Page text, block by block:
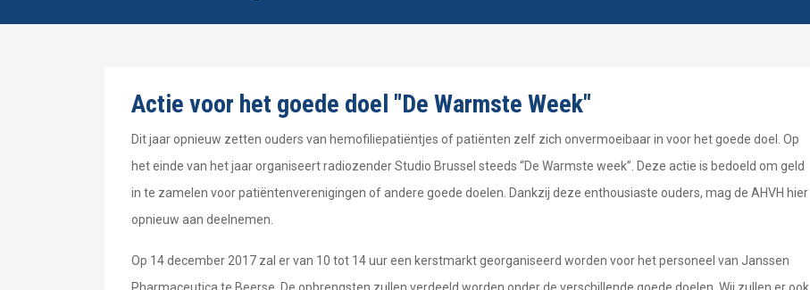
Actie voor het goede doel "De Warmste Week"
Dit jaar opnieuw zetten ouders van hemofiliepatiëntjes of patiënten zelf zich onvermoeibaar in voor het goede doel. Op
het einde van het jaar organiseert radiozender Studio Brussel steeds “De Warmste week”. Deze actie is bedoeld om geld
in te zamelen voor patiëntenverenigingen of andere goede doelen. Dankzij deze enthousiaste ouders, mag de AHVH hier
opnieuw aan deelnemen.
Op 14 december 2017 zal er van 10 tot 14 uur een kerstmarkt georganiseerd worden voor het personeel van Janssen